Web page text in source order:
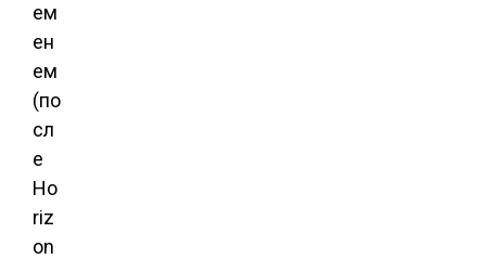
ем
ен
ем
(по
сл
е
Ho
riz
on